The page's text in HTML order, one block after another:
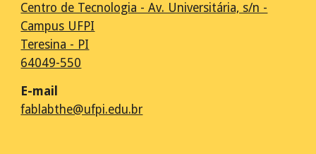
Centro de Tecnologia - Av. Universitária, s/n -
Campus UFPI
Teresina - PI
64049-550
E-mail
fablabthe@ufpi.edu.br